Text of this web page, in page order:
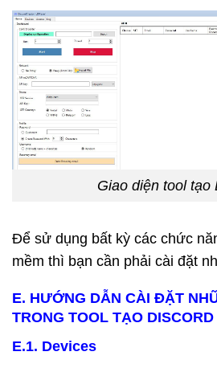
Giao diện tool tạo
Để sử dụng bất kỳ các chức
mềm thì bạn cần phải cài đặt
E. HƯỚNG DẪN CÀI ĐẶT
TRONG TOOL TẠO DISCORD
E.1. Devices